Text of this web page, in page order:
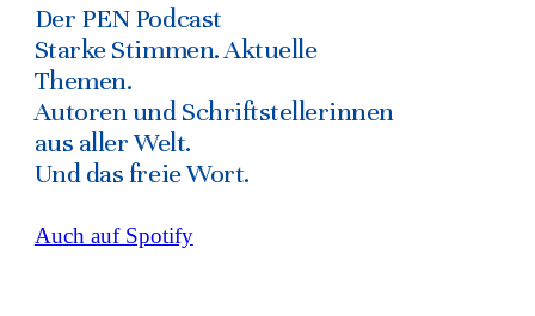
Der PEN Podcast
Starke Stimmen. Aktuelle
Themen.
Autoren und Schriftstellerinnen
aus aller Welt.
Und das freie Wort.
Auch auf Spotify